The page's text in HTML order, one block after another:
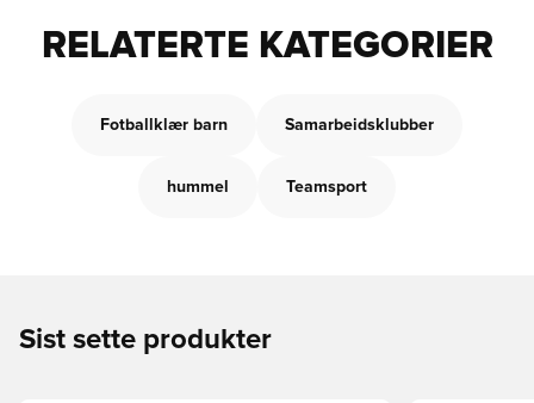
RELATERTE KATEGORIER
Fotballklær barn Samarbeidsklubber
hummel Teamsport
Sist sette produkter